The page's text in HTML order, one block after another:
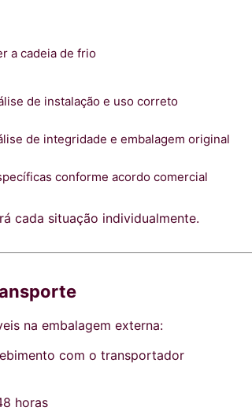
a cadeia de frio
de instalação e uso correto
de integridade e embalagem original
conforme acordo comercial
cada situação individualmente.
na embalagem externa:
com o transportador
horas